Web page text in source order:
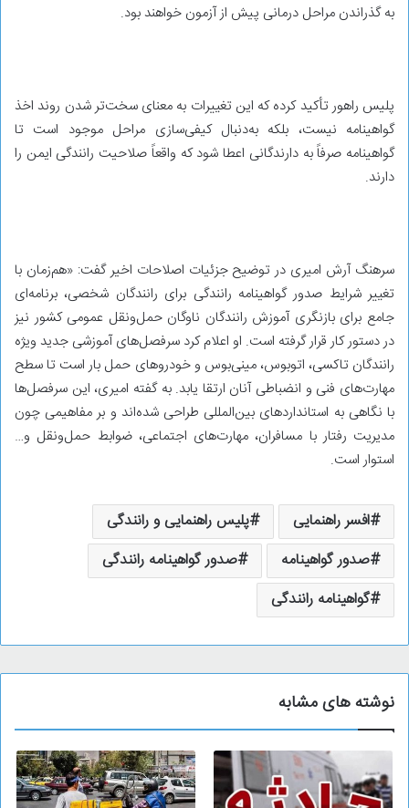
به گذراندن مراحل درمانی پیش از آزمون خواهند بود.
پلیس راهور تأکید کرده که این تغییرات به معنای سخت‌تر شدن روند اخذ
گواهینامه نیست، بلکه به‌دنبال کیفی‌سازی مراحل موجود است تا
گواهینامه صرفاً به دارندگانی اعطا شود که واقعاً صلاحیت رانندگی ایمن را
دارند.
سرهنگ آرش امیری در توضیح جزئیات اصلاحات اخیر گفت: «هم‌زمان با
تغییر شرایط صدور گواهینامه رانندگی برای رانندگان شخصی، برنامه‌ای
جامع برای بازنگری آموزش رانندگان ناوگان حمل‌ونقل عمومی کشور نیز
در دستور کار قرار گرفته است. او اعلام کرد سرفصل‌های آموزشی جدید ویژه
رانندگان تاکسی، اتوبوس، مینی‌بوس و خودروهای حمل بار است تا سطح
مهارت‌های فنی و انضباطی آنان ارتقا یابد. به گفته امیری، این سرفصل‌ها
با نگاهی به استانداردهای بین‌المللی طراحی شده‌اند و بر مفاهیمی چون
مدیریت رفتار با مسافران، مهارت‌های اجتماعی، ضوابط حمل‌ونقل و…
استوار است.
افسر راهنمایی
پلیس راهنمایی و رانندگی
صدور گواهینامه
صدور گواهینامه رانندگی
گواهینامه رانندگی
نوشته های مشابه